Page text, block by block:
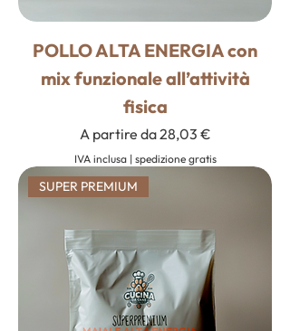
POLLO ALTA ENERGIA con
mix funzionale all’attività
fisica
A partire da28,03 €
Prezzo scontato
IVA inclusa| spedizione gratis
SUPER PREMIUM